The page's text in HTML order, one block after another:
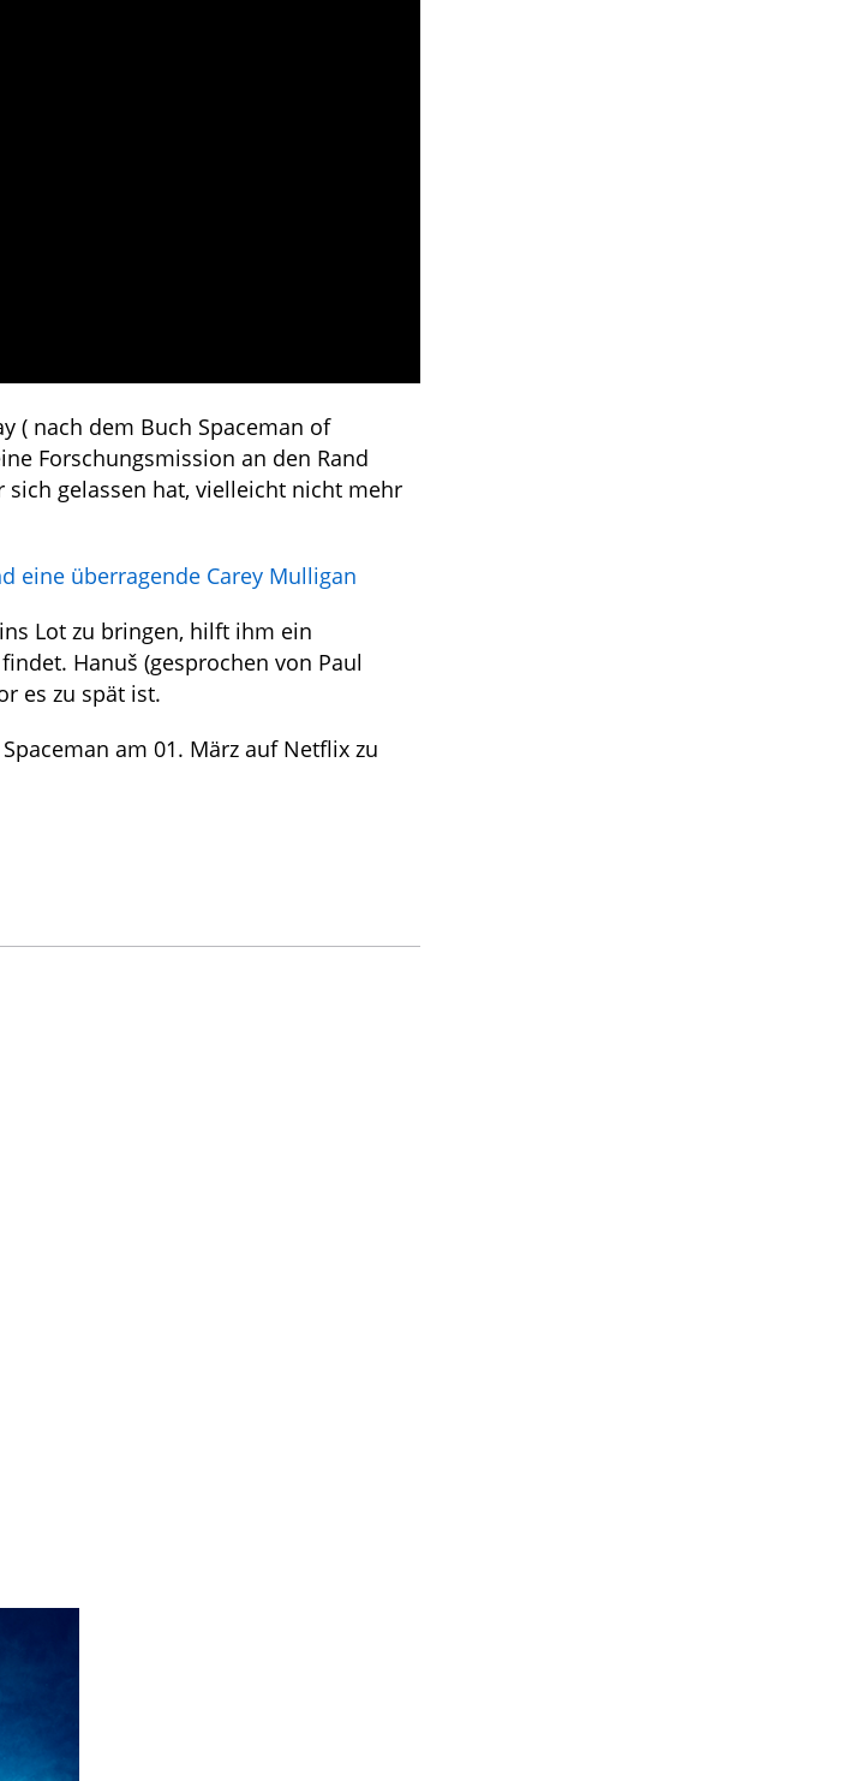
( nach dem Buch Spaceman of
Forschungsmission an den Rand
sich gelassen hat, vielleicht nicht mehr
eine überragende Carey Mulligan
Lot zu bringen, hilft ihm ein
Hanuš (gesprochen von Paul
es zu spät ist.
am 01. März auf Netflix zu